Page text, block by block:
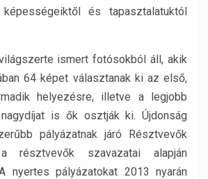
és tapasztalatuktól
ismert fotósokból áll, akik
64 képet választanak ki az első,
helyezésre, illetve a legjobb
is ők osztják ki. Újdonság
pályázatnak járó Résztvevők
résztvevők szavazatai alapján
nyertes pályázatokat 2013 nyarán